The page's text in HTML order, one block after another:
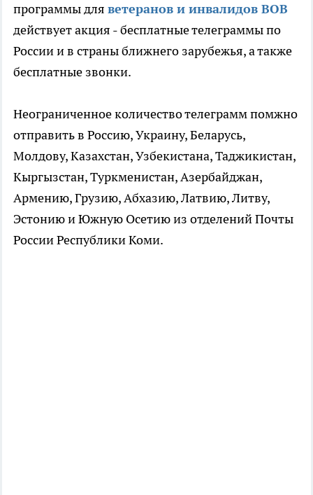
программы для ветеранов и инвалидов ВОВ
действует акция - бесплатные телеграммы по
России и в страны ближнего зарубежья, а также
бесплатные звонки.
Неограниченное количество телеграмм помжно
отправить в Россию, Украину, Беларусь,
Молдову, Казахстан, Узбекистана, Таджикистан,
Кыргызстан, Туркменистан, Азербайджан,
Армению, Грузию, Абхазию, Латвию, Литву,
Эстонию и Южную Осетию из отделений Почты
России Республики Коми.